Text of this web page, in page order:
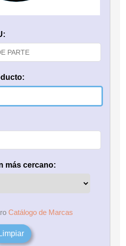
más cercano:
Catálogo de Marcas
Limpiar